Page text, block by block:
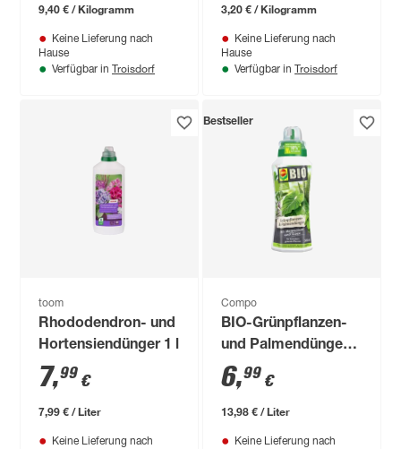
9,40 € / Kilogramm
Keine Lieferung nach
Hause
Verfügbar in Troisdorf
3,20 € / Kilogramm
Keine Lieferung nach
Hause
Verfügbar in Troisdorf
toom
Rhododendron- und
Hortensiendünger 1 l
7,99 €
7,99 € / Liter
Keine Lieferung nach
Bestseller
Compo
BIO-Grünpflanzen-
und Palmendünger
500 ml
6,99 €
13,98 € / Liter
Keine Lieferung nach